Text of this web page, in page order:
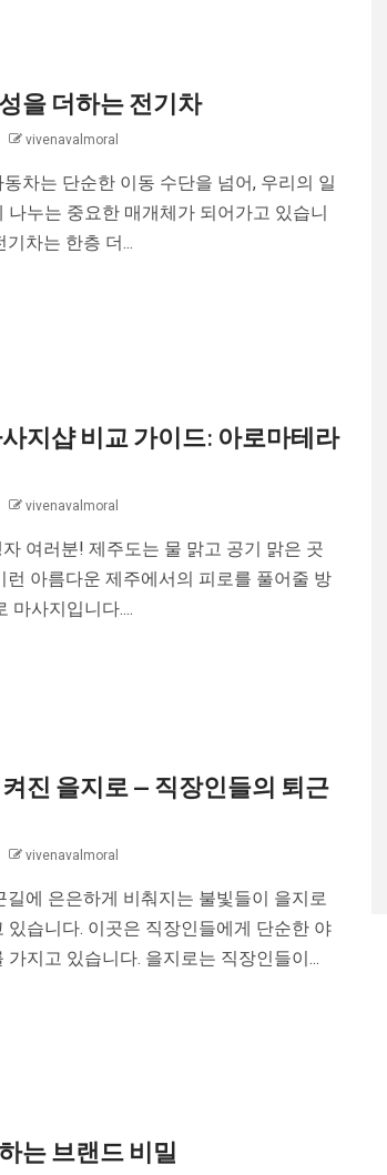
을 더하는 전기차
vivenavalmoral
차는 단순한 이동 수단을 넘어, 우리의 일
나누는 중요한 매개체가 되어가고 있습니
차는 한층 더...
지샵 비교 가이드: 아로마테라
vivenavalmoral
여러분! 제주도는 물 맑고 공기 맑은 곳
런 아름다운 제주에서의 피로를 풀어줄 방
마사지입니다....
진 을지로 — 직장인들의 퇴근
vivenavalmoral
길에 은은하게 비춰지는 불빛들이 을지로
있습니다. 이곳은 직장인들에게 단순한 야
가지고 있습니다. 을지로는 직장인들이...
는 브랜드 비밀